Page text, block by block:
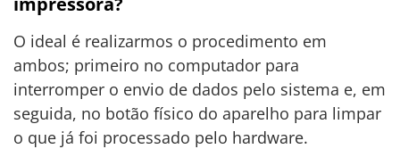
O ideal é realizarmos o procedimento em
ambos; primeiro no computador para
interromper o envio de dados pelo sistema e, em
seguida, no botão físico do aparelho para limpar
o que já foi processado pelo hardware.